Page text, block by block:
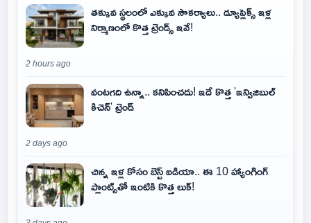
తక్కువ స్థలంలో ఎక్కువ సౌకర్యాలు.. డ్యూప్లెక్స్ ఇళ్ల
నిర్మాణంలో కొత్త ట్రెండ్స్ ఇవే!
2 hours ago
వంటగది ఉన్నా.. కనిపించదు! ఇదే కొత్త 'ఇన్విజిబుల్
కిచెన్' ట్రెండ్
2 days ago
చిన్న ఇళ్ల కోసం బెస్ట్ ఐడియా.. ఈ 10 హ్యాంగింగ్
ప్లాంట్స్‌తో ఇంటికి కొత్త లుక్!